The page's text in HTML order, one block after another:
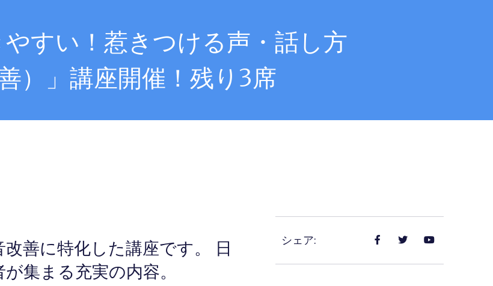
すい！惹きつける声・話し方
善）」講座開催！残り3席
善に特化した講座です。 日
集まる充実の内容。
シェア: